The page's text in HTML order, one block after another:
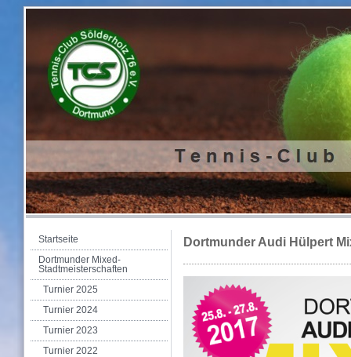
Startseite
Dortmunder Mixed-
Stadtmeisterschaften
Turnier 2025
Turnier 2024
Turnier 2023
Turnier 2022
Dortmunder Audi Hülpert